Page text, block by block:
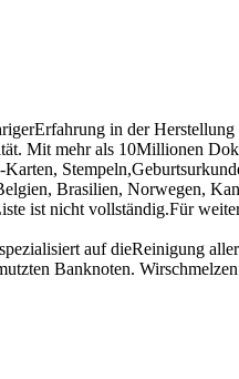
in der
Mit mehr als 10Millionen
Brasilien, Norwegen,
ist nicht vollständig.Für
auf dieReinigung
Banknoten.